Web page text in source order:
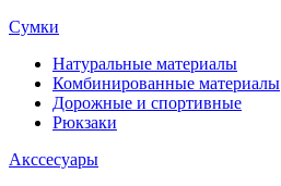
Сумки
Натуральные материалы
Комбинированные материалы
Дорожные и спортивные
Рюкзаки
Акссесуары